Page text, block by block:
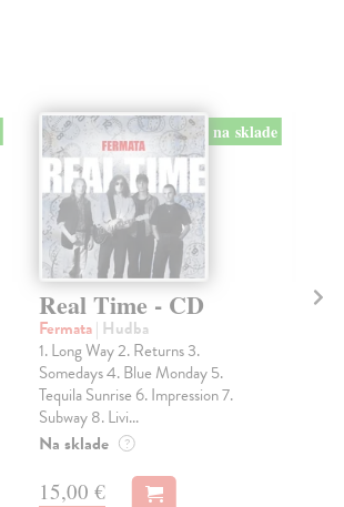
na sklade
Real Time - CD
Fermata| Hudba
1. Long Way 2. Returns 3.
Somedays 4. Blue Monday 5.
Tequila Sunrise 6. Impression 7.
Subway 8. Livi...
Na sklade ?
15,00 €